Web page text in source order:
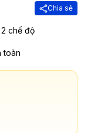
Chia sẻ
chế độ
toàn